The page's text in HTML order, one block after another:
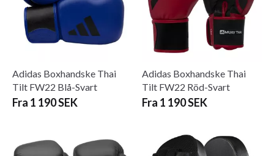
Adidas Boxhandske Thai
Tilt FW22 Blå-Svart
Fra 1 190 SEK
Adidas Boxhandske Thai
Tilt FW22 Röd-Svart
Fra 1 190 SEK